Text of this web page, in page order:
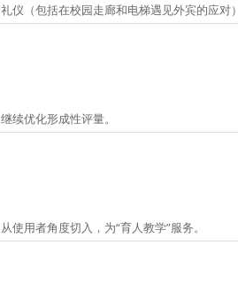
礼仪（包括在校园走廊和电梯遇见外宾的应对
继续优化形成性评量。
从使用者角度切入，为“育人教学”服务。